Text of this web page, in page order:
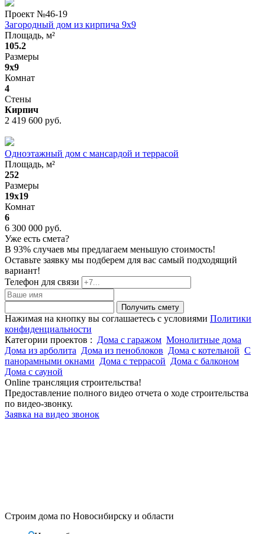
Проект №46-19
Загородный дом из кирпича 9x9
Площадь, м²
105.2
Размеры
9x9
Комнат
4
Стены
Кирпич
2 419 600 руб.
Одноэтажный дом с мансардой и террасой
Площадь, м²
252
Размеры
19х19
Комнат
6
6 300 000 руб.
Уже есть смета?
В 93% случаев мы предлагаем меньшую стоимость!
Оставьте заявку мы подберем для вас самый подходящий
вариант!
Телефон для связи
Получить смету
Нажимая на кнопку вы соглашаетесь с условиями Политики
конфиденциальности
Категории проектов : Дома с гаражом Монолитные дома
Дома из арболита Дома из пеноблоков Дома с котельной С
панорамными окнами Дома с террасой Дома с балконом
Дома с сауной
Online трансляция строительства!
Предоставление полного видео отчета о ходе строительства
по видео-звонку.
Заявка на видео звонок
Строим дома по Новосибирску и области